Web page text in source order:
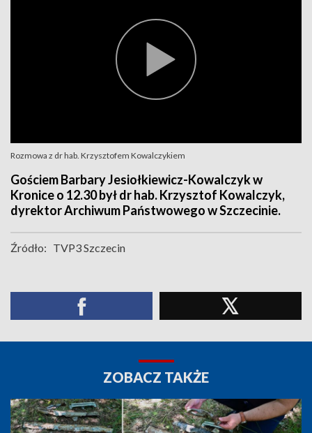
Rozmowa z dr hab. Krzysztofem Kowalczykiem
Gościem Barbary Jesiołkiewicz-Kowalczyk w
Kronice o 12.30 był dr hab. Krzysztof Kowalczyk,
dyrektor Archiwum Państwowego w Szczecinie.
Źródło: TVP3 Szczecin
ZOBACZ TAKŻE